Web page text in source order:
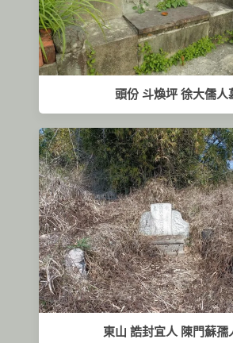
頭份 斗煥坪 徐大儒人
東山 誥封宜人 陳門蘇孺